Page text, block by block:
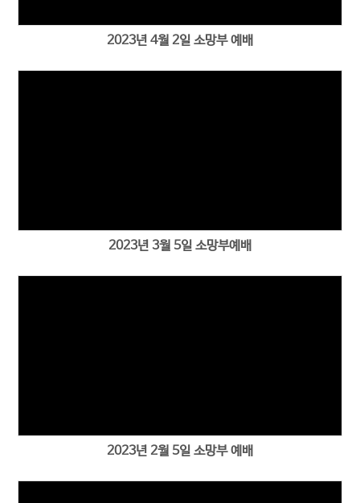
2023년 4월 2일 소망부 예배
2023년 3월 5일 소망부예배
2023년 2월 5일 소망부 예배